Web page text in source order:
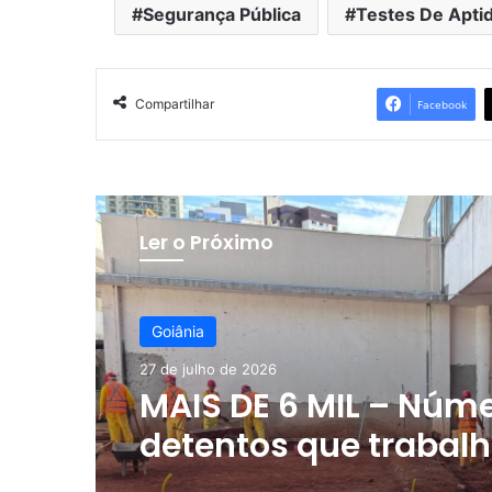
Segurança Pública Testes De
Compartilhar Facebook
Ler o Próximo
Goiânia
27 de julho de 2026
MAIS DE 6 MIL –
detentos que